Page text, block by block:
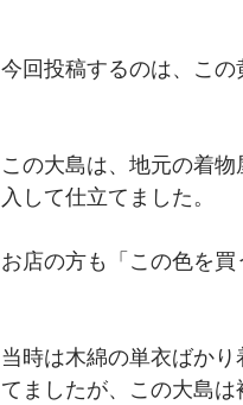
今回投稿するのは、この
この大島は、地元の着
入して仕立てました。
お店の方も「この色を
当時は木綿の単衣ばか
てましたが、この大島は